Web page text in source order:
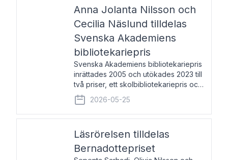
Anna Jolanta Nilsson och
Cecilia Näslund tilldelas
Svenska Akademiens
bibliotekariepris
Svenska Akademiens bibliotekariepris
inrättades 2005 och utökades 2023 till
två priser, ett skolbibliotekariepris och
ett folkbibliotekariepris. Priserna skall
tilldelas bibliotekarier vid svenska folk-
och skolbibliotek som gjort värdefull
2026-05-25
Läsrörelsen tilldelas
Bernadottepriset